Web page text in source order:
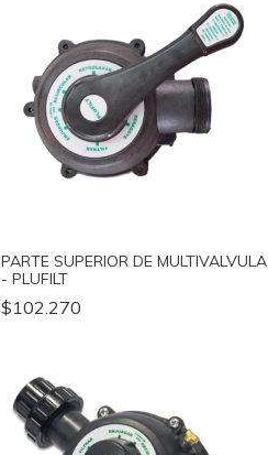
PARTE SUPERIOR DE MULTIVALVULA
- PLUFILT
$102.270